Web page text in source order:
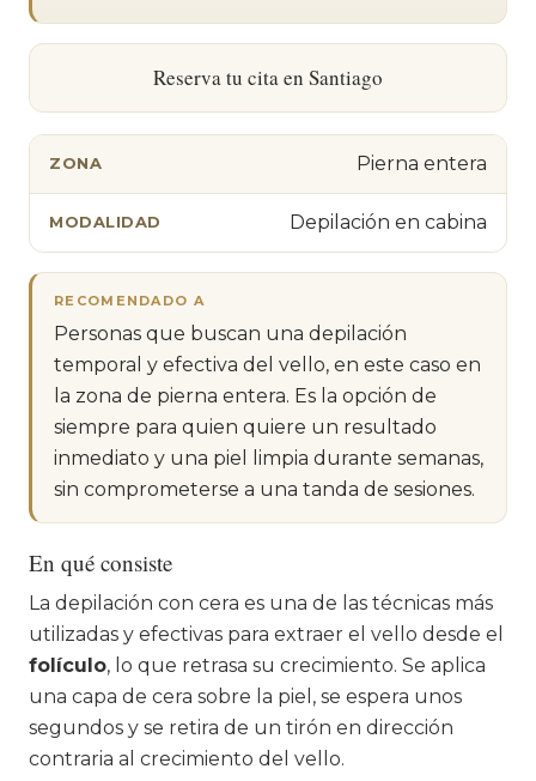
Reserva tu cita en Santiago
ZONA Pierna entera
MODALIDAD Depilación en cabina
RECOMENDADO A
Personas que buscan una depilación
temporal y efectiva del vello, en este caso en
la zona de pierna entera. Es la opción de
siempre para quien quiere un resultado
inmediato y una piel limpia durante semanas,
sin comprometerse a una tanda de sesiones.
En qué consiste
La depilación con cera es una de las técnicas más
utilizadas y efectivas para extraer el vello desde el
folículo, lo que retrasa su crecimiento. Se aplica
una capa de cera sobre la piel, se espera unos
segundos y se retira de un tirón en dirección
contraria al crecimiento del vello.